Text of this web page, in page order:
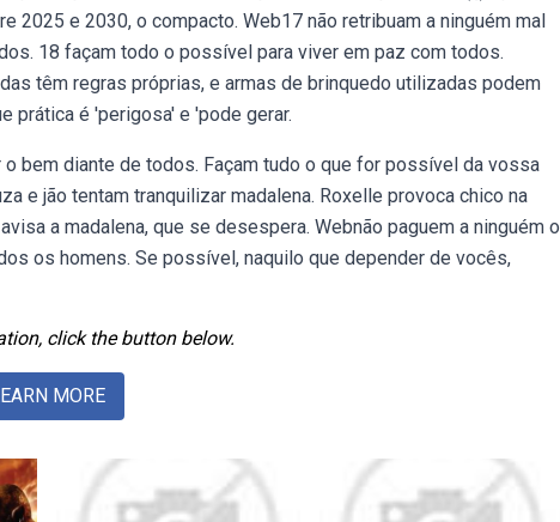
e 2030, o compacto. Web17 não retribuam a ninguém mal
18 façam todo o possível para viver em paz com todos.
têm regras próprias, e armas de brinquedo utilizadas podem
prática é 'perigosa' e 'pode gerar.
bem diante de todos. Façam tudo o que for possível da vossa
e jão tentam tranquilizar madalena. Roxelle provoca chico na
a madalena, que se desespera. Webnão paguem a ninguém o
os homens. Se possível, naquilo que depender de vocês,
click the button below.
MORE